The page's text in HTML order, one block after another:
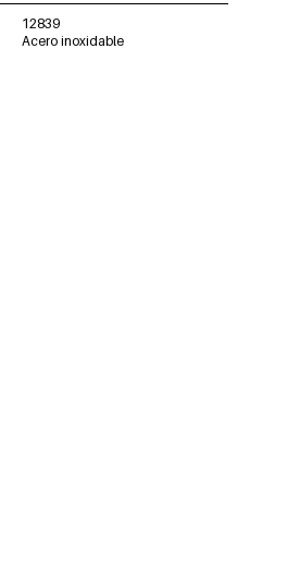
12839
Acero inoxidable